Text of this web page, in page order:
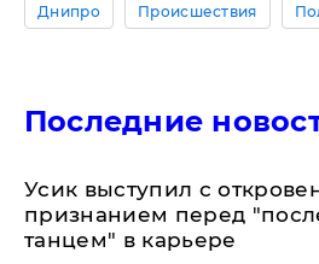
Днипро Происшествия
Последние
Усик выступил с
признанием перед
танцем" в карьере